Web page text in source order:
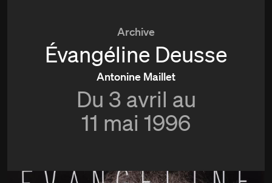
Archive
Évangéline Deusse
Antonine Maillet
Du 3 avril au
11 mai 1996